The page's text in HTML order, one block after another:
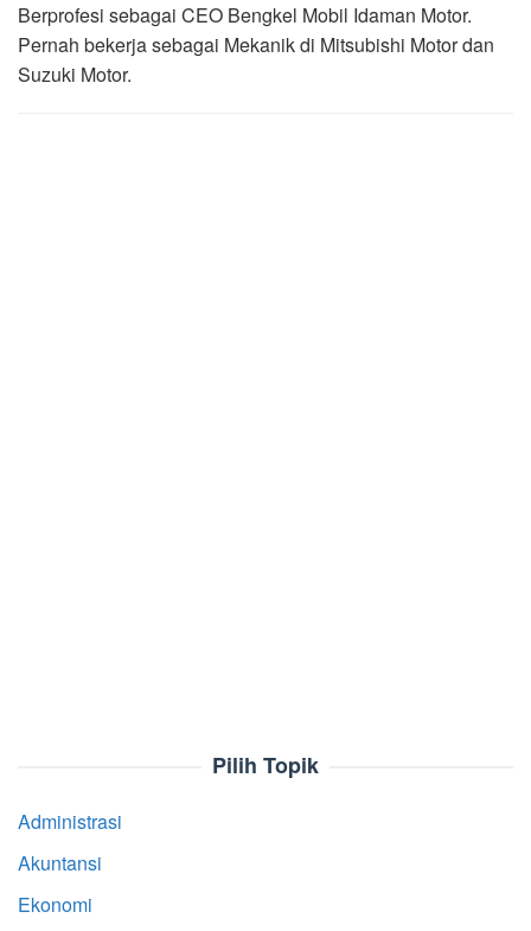
Berprofesi sebagai CEO Bengkel Mobil Idaman Motor.
Pernah bekerja sebagai Mekanik di Mitsubishi Motor dan
Suzuki Motor.
Pilih Topik
Administrasi
Akuntansi
Ekonomi